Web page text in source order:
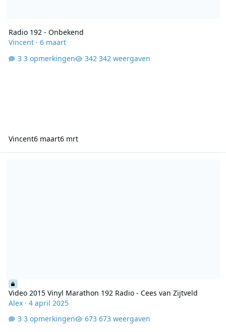
Radio 192 - Onbekend
Vincent· 6 maart
3 opmerkingen
342 weergaven
Vincent6 maart6 mrt
Video 2015 Vinyl Marathon 192 Radio - Cees van Zijtveld
Alex· 4 april 2025
3 opmerkingen
673 weergaven